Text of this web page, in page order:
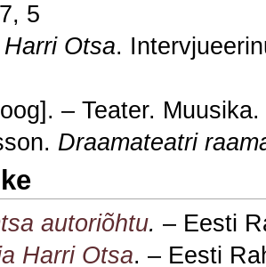
5
Otsa.
– Teater.
Draamateatri
autoriõhtu. – Eesti
Harri Otsa. – Eesti